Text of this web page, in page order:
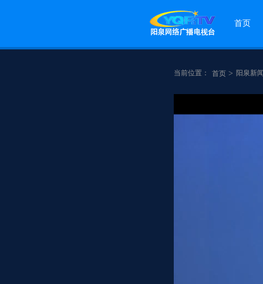
首页
当前位置： 首页 > 阳泉新